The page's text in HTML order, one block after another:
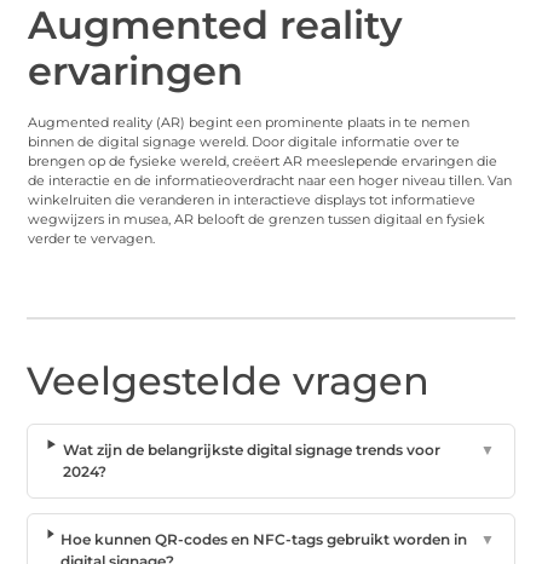
Augmented reality
ervaringen
Augmented reality (AR) begint een prominente plaats in te nemen
binnen de digital signage wereld. Door digitale informatie over te
brengen op de fysieke wereld, creëert AR meeslepende ervaringen die
de interactie en de informatieoverdracht naar een hoger niveau tillen. Van
winkelruiten die veranderen in interactieve displays tot informatieve
wegwijzers in musea, AR belooft de grenzen tussen digitaal en fysiek
verder te vervagen.
Veelgestelde vragen
Wat zijn de belangrijkste digital signage trends voor
2024?
▼
Hoe kunnen QR-codes en NFC-tags gebruikt worden in
▼